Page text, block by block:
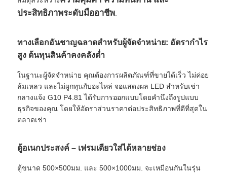
บ้าน
ประสิทธิภาพระดับมืออาชีพ
ทางเลือกอันชาญฉลาดสำหรับผู้จัดจำหน่าย: อัตรากำไร
สูง ต้นทุนสินค้าคงคลังต่ำ
ในฐานะผู้จัดจำหน่าย คุณต้องการผลิตภัณฑ์ที่ขายได้เร็ว ไม่ค่อย
ล้มเหลว และไม่ผูกทุนกับอะไหล่ จอแสดงผล LED สำหรับเช่า
กลางแจ้ง G10 P4.81 ได้รับการออกแบบโดยคำนึงถึงรูปแบบ
ธุรกิจของคุณ โดยให้อัตราส่วนราคาต่อประสิทธิภาพที่ดีที่สุดใน
ตลาดเช่า
ตู้อเนกประสงค์ – เฟรมเดียวใส่ได้หลายช่อง
ตู้ขนาด 500×500มม. และ 500×1000มม. จะเหมือนกันในรุ่น